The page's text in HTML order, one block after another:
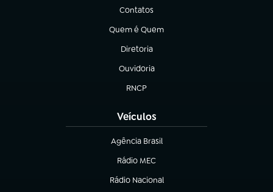
Contatos
(abre em nova aba)
Quem é Quem
(abre em nova aba)
Diretoria
(abre em nova aba)
Ouvidoria
(abre em nova aba)
RNCP
(abre em nova aba)
Veículos
Agência Brasil
(abre em nova aba)
Rádio MEC
(abre em nova aba)
Rádio Nacional